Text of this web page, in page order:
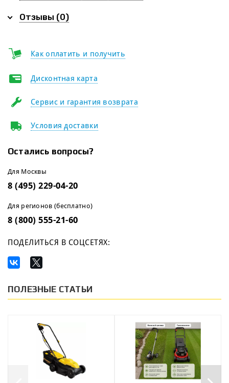
Отзывы (0)
Как оплатить и получить
Дисконтная карта
Сервис и гарантия возврата
Условия доставки
Остались вопросы?
Для Москвы
8 (495) 229-04-20
Для регионов (бесплатно)
8 (800) 555-21-60
ПОДЕЛИТЬСЯ В СОЦСЕТЯХ:
ПОЛЕЗНЫЕ СТАТЬИ